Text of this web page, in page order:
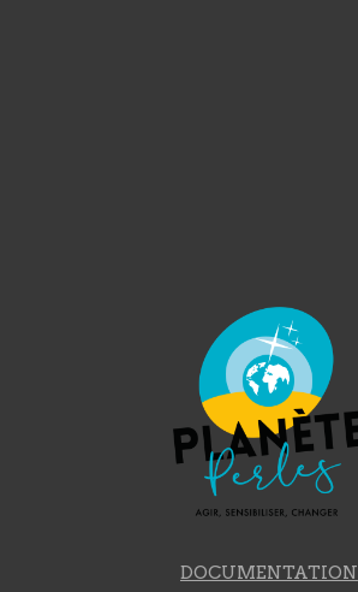
DOCUMENTATION